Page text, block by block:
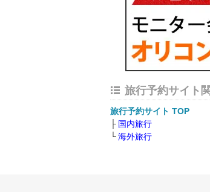
旅行予約サイト
旅行予約サイト TOP
国内旅行
海外旅行